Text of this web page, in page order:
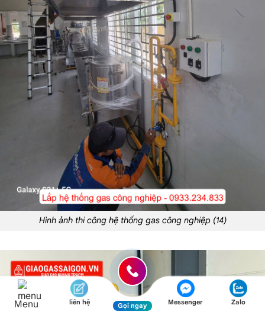
Hình ảnh thi công hệ thống gas công nghiệp (14)
Menu liên hệ Gọi ngay Messenger Zalo